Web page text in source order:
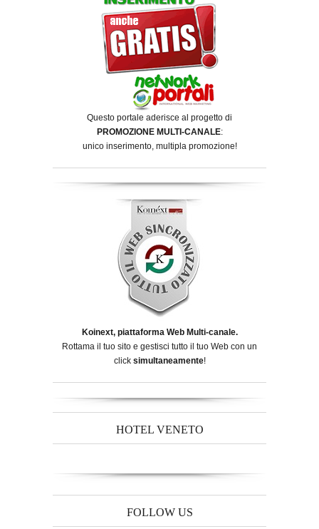
Questo portale aderisce al progetto di
PROMOZIONE MULTI-CANALE:
unico inserimento, multipla promozione!
Koinext, piattaforma Web Multi-canale.
Rottama il tuo sito e gestisci tutto il tuo Web con un
click simultaneamente!
HOTEL VENETO
FOLLOW US